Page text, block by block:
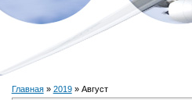
Главная» 2019 » Август